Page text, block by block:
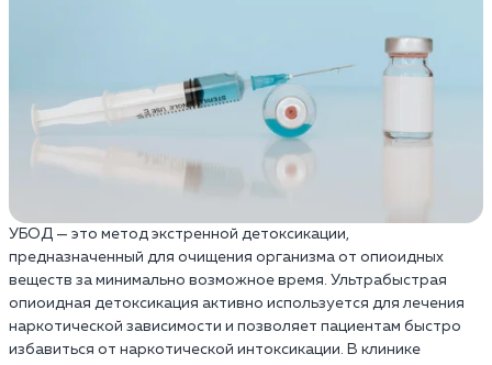
УБОД — это метод экстренной детоксикации,
предназначенный для очищения организма от опиоидных
веществ за минимально возможное время. Ультрабыстрая
опиоидная детоксикация активно используется для лечения
наркотической зависимости и позволяет пациентам быстро
избавиться от наркотической интоксикации. В клинике